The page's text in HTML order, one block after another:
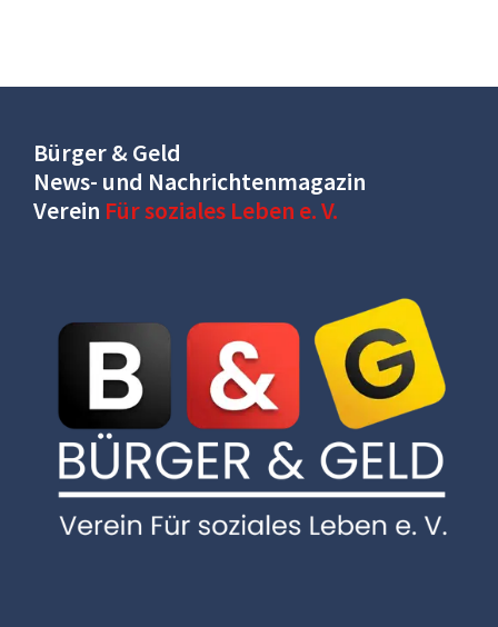
Bürger & Geld
News- und Nachrichtenmagazin
Verein Für soziales Leben e. V.